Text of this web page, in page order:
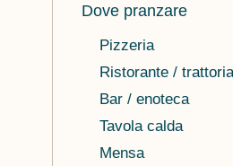
Dove pranzare
Pizzeria
Ristorante / trattoria
Bar / enoteca
Tavola calda
Mensa